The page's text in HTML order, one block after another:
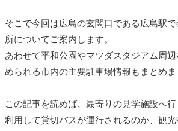
そこで今回は広島の玄関口である広島駅
所についてご案内します。
あわせて平和公園やマツダスタジアム周
められる市内の主要駐車場情報もまとめま
この記事を読めば、最寄りの見学施設へ
利用して貸切バスが運行されるのか、観